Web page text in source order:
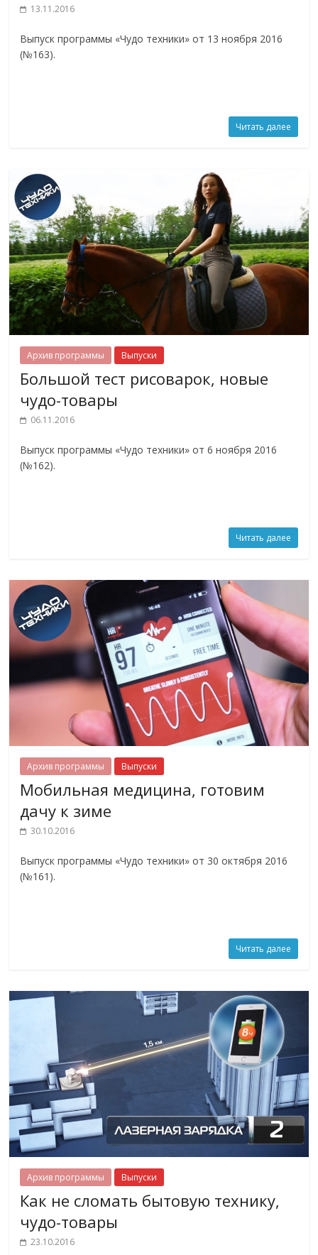
13.11.2016
Выпуск программы «Чудо техники» от 13 ноября 2016
(№163).
Читать далее
Архив программы Выпуски
Большой тест рисоварок, новые
чудо-товары
06.11.2016
Выпуск программы «Чудо техники» от 6 ноября 2016
(№162).
Читать далее
Архив программы Выпуски
Мобильная медицина, готовим
дачу к зиме
30.10.2016
Выпуск программы «Чудо техники» от 30 октября 2016
(№161).
Читать далее
Архив программы Выпуски
Как не сломать бытовую технику,
чудо-товары
23.10.2016